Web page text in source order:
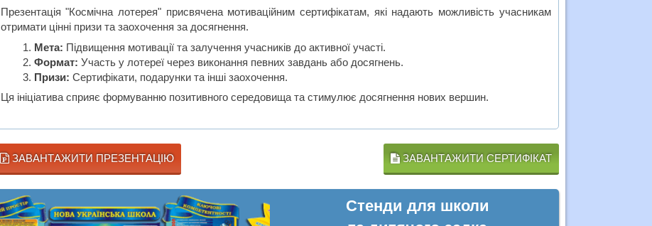
Презентація "Космічна лотерея" присвячена мотиваційним сертифікатам, які надають можливість учасникам
отримати цінні призи та заохочення за досягнення.
Мета: Підвищення мотивації та залучення учасників до активної участі.
Формат: Участь у лотереї через виконання певних завдань або досягнень.
Призи: Сертифікати, подарунки та інші заохочення.
Ця ініціатива сприяє формуванню позитивного середовища та стимулює досягнення нових вершин.
ЗАВАНТАЖИТИ ПРЕЗЕНТАЦІЮ ЗАВАНТАЖИТИ СЕРТИФІКАТ
Стенди для школи